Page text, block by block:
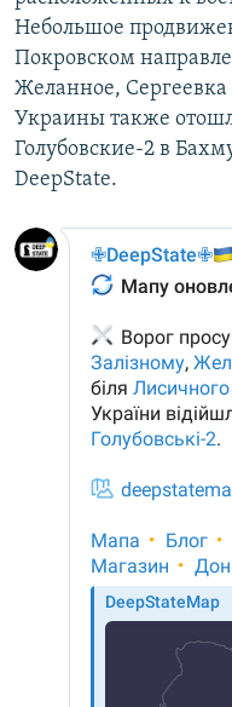
Небольшое
Покровском
Желанное,
Украины также
Голубовские-2 в
DeepState.